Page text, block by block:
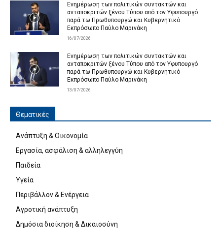
Ενημέρωση των πολιτικών συντακτών και
ανταποκριτών ξένου Τύπου από τον Υφυπουργό
παρά τω Πρωθυπουργώ και Κυβερνητικό
Εκπρόσωπο Παύλο Μαρινάκη
16/07/2026
Ενημέρωση των πολιτικών συντακτών και
ανταποκριτών ξένου Τύπου από τον Υφυπουργό
παρά τω Πρωθυπουργώ και Κυβερνητικό
Εκπρόσωπο Παύλο Μαρινάκη
13/07/2026
Θεματικές
Ανάπτυξη & Οικονομία
Εργασία, ασφάλιση & αλληλεγγύη
Παιδεία
Υγεία
Περιβάλλον & Ενέργεια
Αγροτική ανάπτυξη
Δημόσια διοίκηση & Δικαιοσύνη